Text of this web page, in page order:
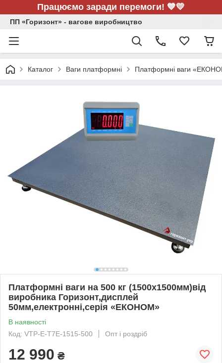
Працюємо заради перемоги! 💙💛
ПП «Горизонт» - вагове виробництво
Каталог Ваги платформні Платформні ваги
Платформні ваги на 500 кг (1500х1500мм)від
виробника Горизонт,дисплей
50мм,електронні,серія «ЕКОНОМ»
В наявності
Код: VTP-E-T7E-1515-500
Опт і роздріб
12 990 ₴